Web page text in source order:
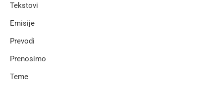
Tekstovi
Emisije
Prevodi
Prenosimo
Teme